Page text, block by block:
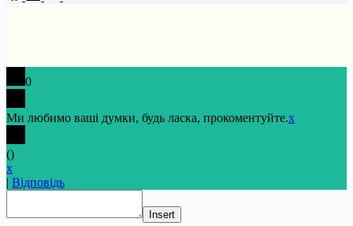
0
Ми любимо ваші думки, будь ласка, прокоментуйте.x
()
x
| Відповідь
Insert